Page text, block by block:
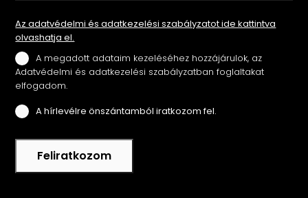
Az adatvédelmi és adatkezelési szabályzatot ide kattintva
olvashatja el.
A megadott adataim kezeléséhez hozzájárulok, az
Adatvédelmi és adatkezelési szabályzatban foglaltakat
elfogadom.
A hírlevélre önszántamból iratkozom fel.
Feliratkozom